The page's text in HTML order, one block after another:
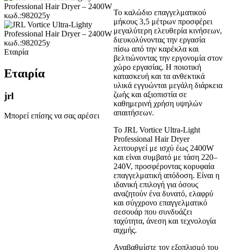
Το καλώδιο επαγγελματικού
μήκους 3,5 μέτρων προσφέρει
μεγαλύτερη ελευθερία κινήσεων,
διευκολύνοντας την εργασία
πίσω από την καρέκλα και
βελτιώνοντας την εργονομία στον
χώρο εργασίας. Η ποιοτική
κατασκευή και τα ανθεκτικά
υλικά εγγυώνται μεγάλη διάρκεια
ζωής και αξιοπιστία σε
καθημερινή χρήση υψηλών
απαιτήσεων.
Το JRL Vortice Ultra-Light
Professional Hair Dryer
λειτουργεί με ισχύ έως 2400W
και είναι συμβατό με τάση 220–
240V, προσφέροντας κορυφαία
επαγγελματική απόδοση. Είναι η
ιδανική επιλογή για όσους
αναζητούν ένα δυνατό, ελαφρύ
και σύγχρονο επαγγελματικό
σεσουάρ που συνδυάζει
ταχύτητα, άνεση και τεχνολογία
αιχμής.
Αναβαθμίστε τον εξοπλισμό του
Εταιρία
Εταιρία
jrl
Μπορεί επίσης να σας αρέσει